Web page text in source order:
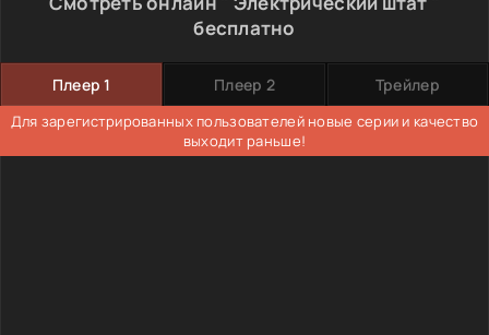
бесплатно
Плеер 1 Плеер 2 Трейлер
Для зарегистрированных пользователей новые серии и качество
выходит раньше!